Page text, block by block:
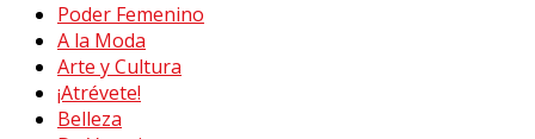
Poder Femenino
A la Moda
Arte y Cultura
¡Atrévete!
Belleza